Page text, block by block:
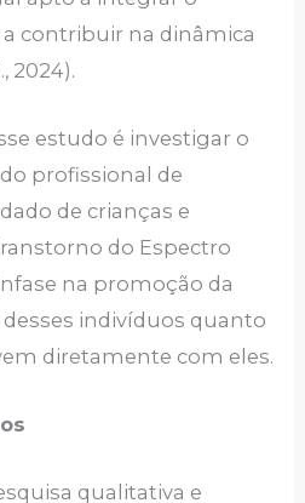
contribuir na dinâmica
2024).
estudo é investigar o
profissional de
de crianças e
do Espectro
na promoção da
indivíduos quanto
diretamente com eles.
qualitativa e